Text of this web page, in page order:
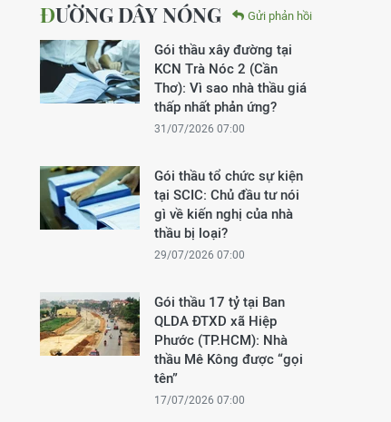
ĐƯỜNG DÂY NÓNG Gửi phản hồi
Gói thầu xây đường tại
KCN Trà Nóc 2 (Cần
Thơ): Vì sao nhà thầu giá
thấp nhất phản ứng?
31/07/2026 07:00
Gói thầu tổ chức sự kiện
tại SCIC: Chủ đầu tư nói
gì về kiến nghị của nhà
thầu bị loại?
29/07/2026 07:00
Gói thầu 17 tỷ tại Ban
QLDA ĐTXD xã Hiệp
Phước (TP.HCM): Nhà
thầu Mê Kông được “gọi
tên”
17/07/2026 07:00